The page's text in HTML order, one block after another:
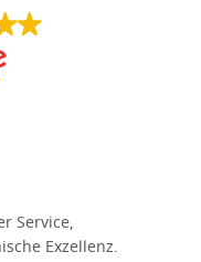
Service,
Exzellenz.